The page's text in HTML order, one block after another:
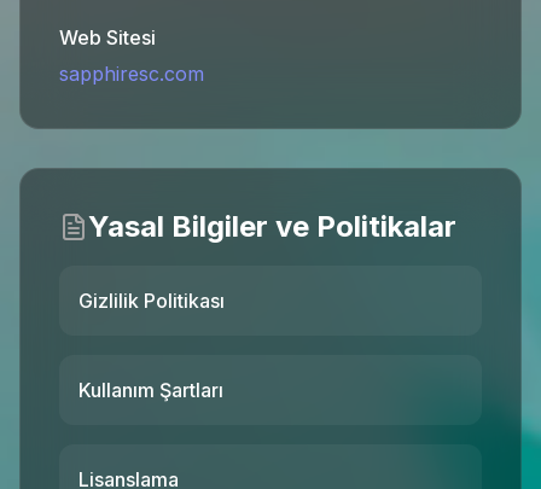
Web Sitesi
sapphiresc.com
Yasal Bilgiler ve Politikalar
Gizlilik Politikası
Kullanım Şartları
Lisanslama